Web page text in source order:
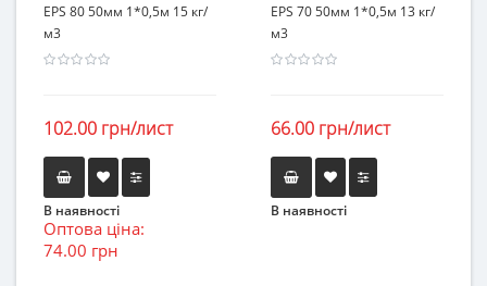
EPS 80 50мм 1*0,5м 15 кг/
м3
102.00 грн/лист
В наявності
Оптова ціна:
74.00 грн
EPS 70 50мм 1*0,5м 13 кг/
м3
66.00 грн/лист
В наявності